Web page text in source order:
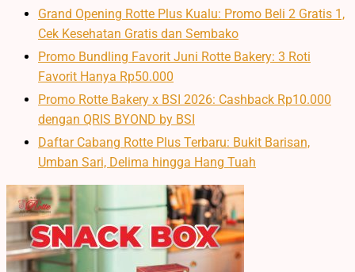
Grand Opening Rotte Plus Kualu: Promo Beli 2 Gratis 1,
Cek Kesehatan Gratis dan Sembako
Promo Bundling Favorit Juni Rotte Bakery: 3 Roti
Favorit Hanya Rp50.000
Promo Rotte Bakery x BSI 2026: Cashback Rp10.000
dengan QRIS BYOND by BSI
Daftar Cabang Rotte Plus Terbaru: Bukit Barisan,
Umban Sari, Delima hingga Hang Tuah